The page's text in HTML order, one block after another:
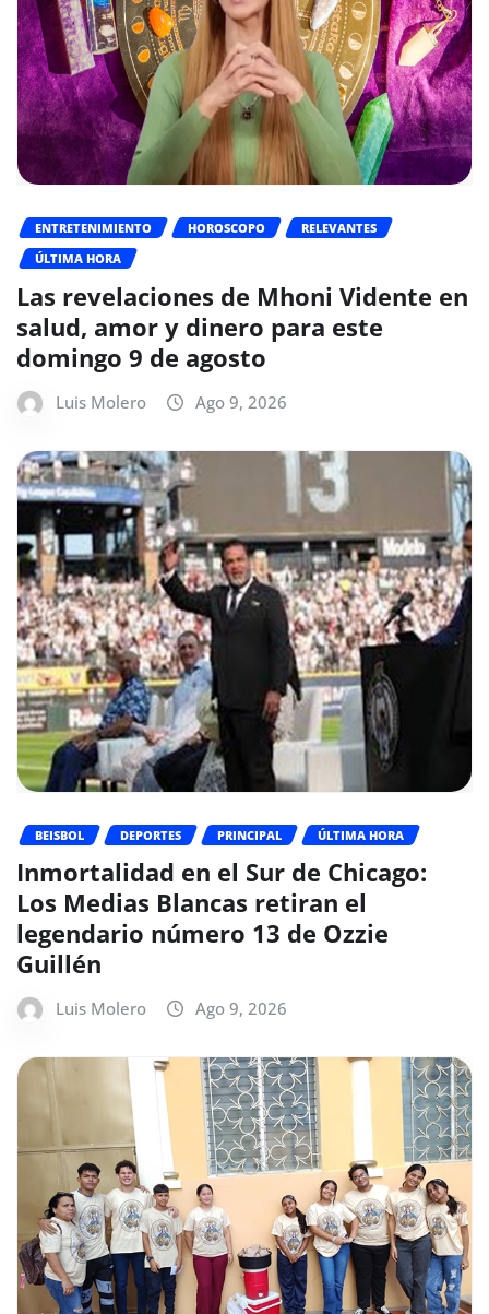
ENTRETENIMIENTO HOROSCOPO
RELEVANTES
ÚLTIMA HORA
Las revelaciones de Mhoni Vidente en
salud, amor y dinero para este
domingo 9 de agosto
Luis Molero Ago 9, 2026
BEISBOL DEPORTES PRINCIPAL ÚLTIMA HORA
Inmortalidad en el Sur de Chicago:
Los Medias Blancas retiran el
legendario número 13 de Ozzie
Guillén
Luis Molero Ago 9, 2026